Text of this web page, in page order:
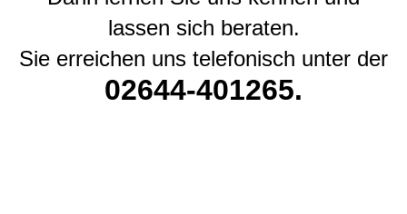
lassen sich beraten.
Sie erreichen uns telefonisch unter der
02644-401265.